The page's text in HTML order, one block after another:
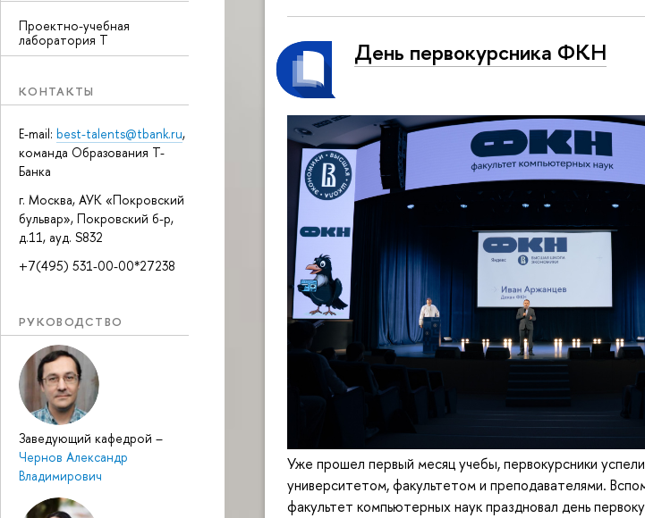
Проектно-учебная
лаборатория Т
КОНТАКТЫ
E-mail: best-talents@tbank.ru,
команда Образования Т-
Банка
г. Москва, АУК «Покровский
бульвар», Покровский б-р,
д.11, ауд. S832
+7(495) 531-00-00*27238
РУКОВОДСТВО
Заведующий кафедрой –
Чернов Александр
Владимирович
День первокурсника ФКН
Уже прошел первый месяц учебы, первокурсники
университетом, факультетом и преподавателями.
факультет компьютерных наук праздновал день